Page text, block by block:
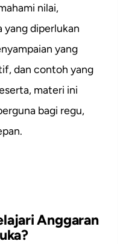
nilai,
yang diperlukan
yang
dan contoh yang
materi ini
bagi regu,
Anggaran